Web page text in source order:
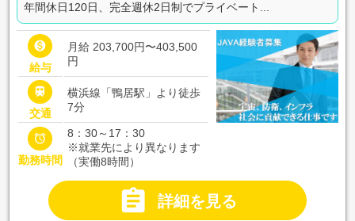
年間休日120日、完全週休2日制でプライベート...

給与
月給 203,700円〜403,500
円

交通
横浜線「鴨居駅」より徒歩
7分

勤務時間
8：30～17：30
※就業先により異なります
（実働8時間）
 詳細を見る